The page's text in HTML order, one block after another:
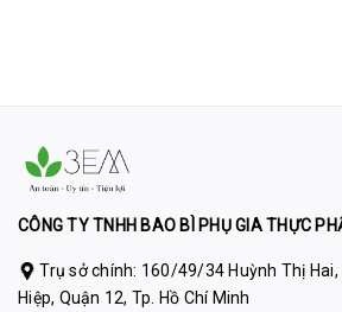
CÔNG TY TNHH BAO BÌ PHỤ GIA THỰC
Trụ sở chính: 160/49/34 Huỳnh Thị
Hiệp, Quận 12, Tp. Hồ Chí Minh